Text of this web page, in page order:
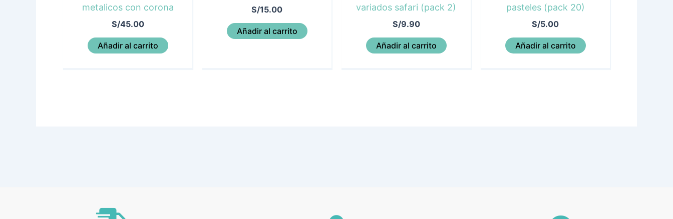
metalicos con corona
S/45.00
Añadir al carrito
S/15.00
Añadir al carrito
variados safari (pack 2)
S/9.90
Añadir al carrito
pasteles (pack 20)
S/5.00
Añadir al carrito